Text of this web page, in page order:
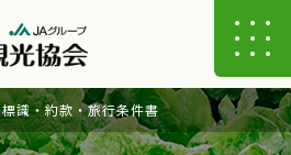
標識・約款・旅行条件書